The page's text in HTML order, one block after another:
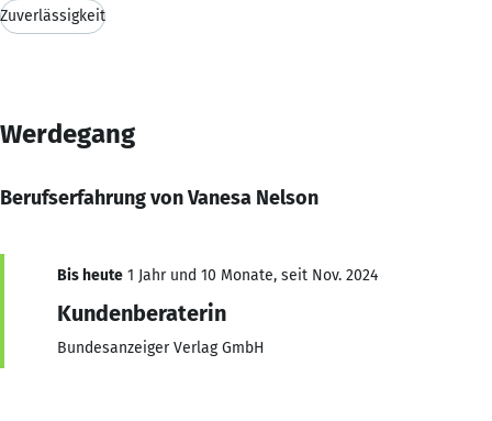
Zuverlässigkeit
Werdegang
Berufserfahrung von Vanesa Nelson
Bis heute 1 Jahr und 10 Monate, seit Nov. 2024
Kundenberaterin
Bundesanzeiger Verlag GmbH